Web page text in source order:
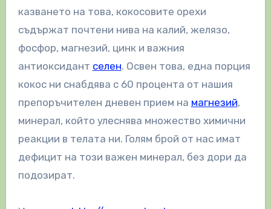
казването на това, кокосовите орехи
съдържат почтени нива на калий, желязо,
фосфор, магнезий, цинк и важния
антиоксидант селен. Освен това, една порция
кокос ни снабдява с 60 процента от нашия
препоръчителен дневен прием на магнезий,
минерал, който улеснява множество химични
реакции в телата ни. Голям брой от нас имат
дефицит на този важен минерал, без дори да
подозират.